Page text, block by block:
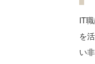
IT
を
い